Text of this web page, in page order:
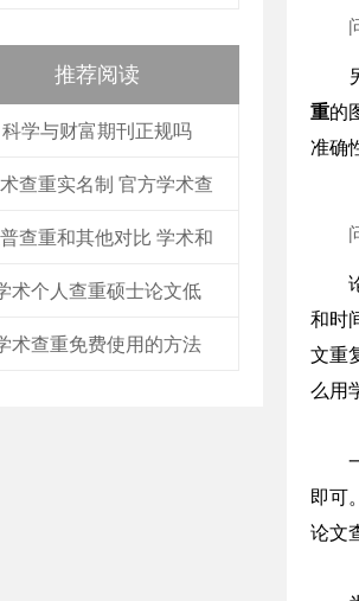
推荐阅读
科学与财富期刊正规吗
查重实名制 官方学术查
查重和其他对比 学术和
术个人查重硕士论文低
术查重免费使用的方法
重的
准确
和时
文重
么用
即可
论文